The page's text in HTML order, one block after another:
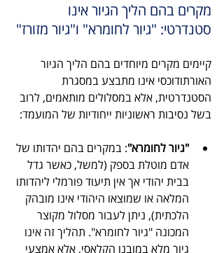
מקרים בהם הליך הגיור אינו
סטנדרטי: "גיור לחומרא" ו"גיור מזורז"
קיימים מקרים מיוחדים בהם הליך הגיור
האורתודוכסי אינו מתבצע במסגרת
הסטנדרטית, אלא במסלולים מותאמים, לרוב
בשל נסיבות ראשוניות ייחודיות של המועמד:
"גיור לחומרא": במקרים בהם יהדותו של
אדם מוטלת בספק (למשל, כאשר גדל
בבית יהודי אך אין תיעוד פורמלי ליהדותו
המלאה או שמוצאו היהודי אינו מובהק
הלכתית), ניתן לעבור מסלול מקוצר
המכונה "גיור לחומרא". תהליך זה אינו
גיור מלא במובנו הקלאסי, אלא אמצעי